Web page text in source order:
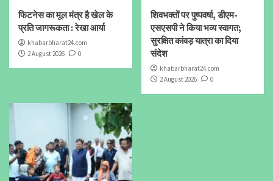
फिटनेस का मूल मंत्र है खेल के
प्रति जागरूकता : रेखा आर्या
khabarbharat24.com
2 August 2026
0
शिवभक्तों पर पुष्पवर्षा, डीएम-
एसएसपी ने किया भव्य स्वागत;
सुरक्षित कांवड़ यात्रा का दिया
संदेश
khabarbharat24.com
2 August 2026
0